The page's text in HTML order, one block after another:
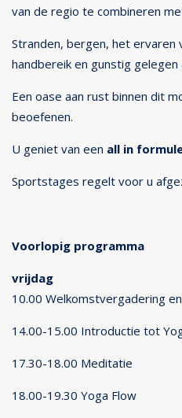
van de regio te combineren
Stranden, bergen, het ervaren
handbereik en gunstig gelegen
Een oase aan rust binnen dit
beoefenen.
U geniet van een all in
Sportstages regelt voor u
Voorlopig programma
vrijdag
10.00 Welkomstvergadering
14.00-15.00 Introductie tot
17.30-18.00 Meditatie
18.00-19.30 Yoga Flow